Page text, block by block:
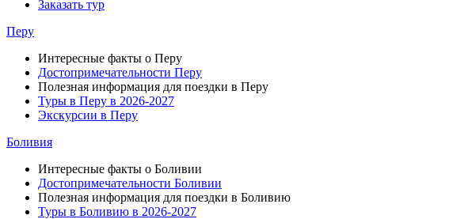
Заказать тур
Перу
Интересные факты о Перу
Достопримечательности Перу
Полезная информация для поездки в Перу
Туры в Перу в 2026-2027
Экскурсии в Перу
Боливия
Интересные факты о Боливии
Достопримечательности Боливии
Полезная информация для поездки в Боливию
Туры в Боливию в 2026-2027